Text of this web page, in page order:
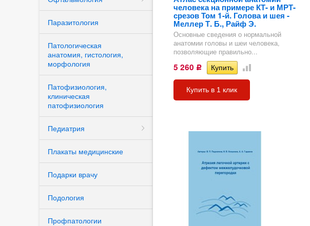
Паразитология
Патологическая
анатомия, гистология,
морфология
Патофизиология,
клиническая
патофизиология
Педиатрия
Плакаты медицинские
Подарки врачу
Подология
Профпатологии
человека на примере КТ- и МРТ-
срезов Том 1-й. Голова и шея -
Меллер Т. Б., Райф Э.
Основные сведения о нормальной
анатомии головы и шеи человека,
позволяющие правильно...
5 260 Р
Купить в 1 клик